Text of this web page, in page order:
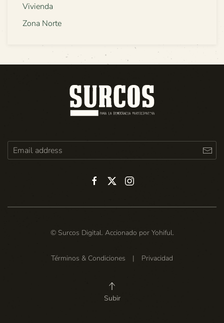
Vivienda
Zona Norte
© Surcos Digital. Accionado por Yohiful.
Términos & Condiciones | Privacidad
Subir